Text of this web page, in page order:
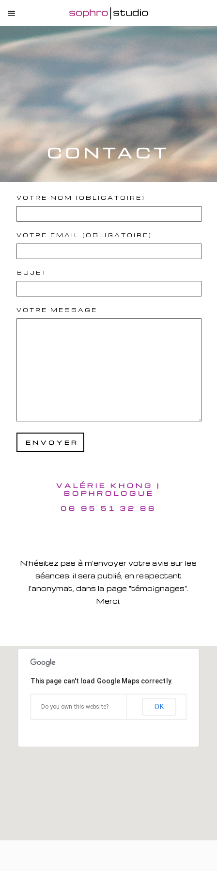
CONTACT
VOTRE NOM (OBLIGATOIRE)
VOTRE EMAIL (OBLIGATOIRE)
SUJET
VOTRE MESSAGE
VALÉRIE KHONG |
SOPHROLOGUE
06 95 51 32 86
N'hésitez pas à m'envoyer votre avis sur les
séances: il sera publié, en respectant
l'anonymat, dans la page "témoignages".
Merci.
This page can't load Google Maps correctly.
Do you own this website? OK